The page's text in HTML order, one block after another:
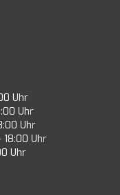
Uhr
Uhr
Uhr
18:00 Uhr
Uhr